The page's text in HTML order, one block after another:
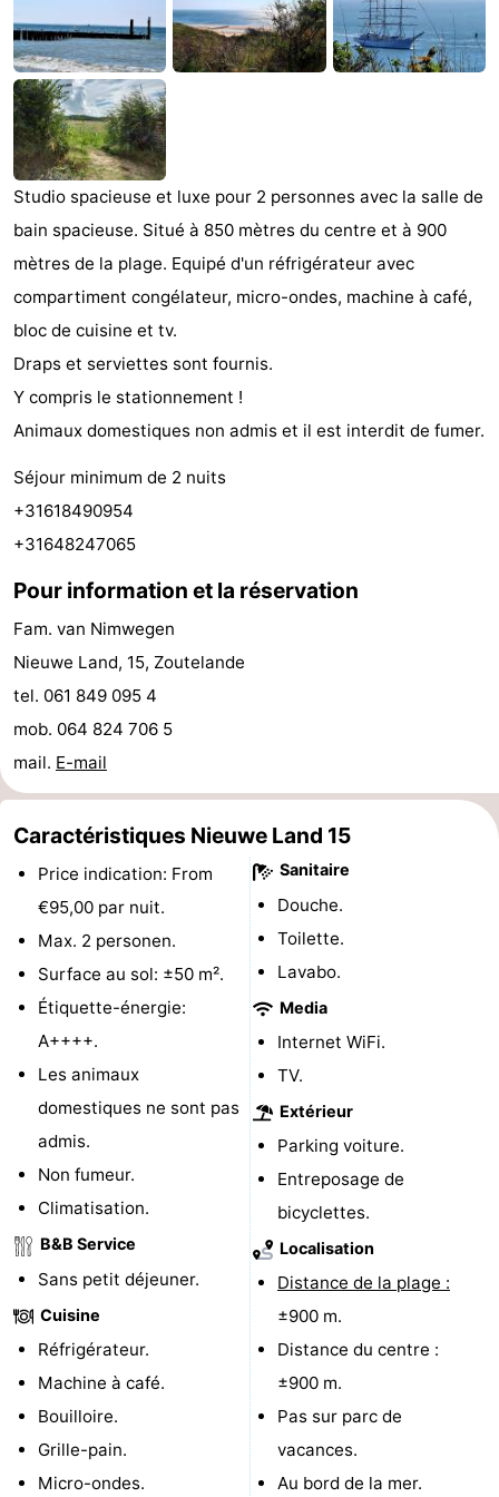
Zandput
Duinzicht
-
Joossesweg
-
Kustlicht
-
Meerpaal
-
Strandcamping
-
Bos
Duin
Last
minutes
Plages
Voir
et
Lieux
Musées
-
Galeries
-
Églises
-
Points
de
vue
Attractions
-
Terrains
de
jeux
Aires
jeux
intérieures
-
Bowling
Centres
de
bien-
être
Villages
villes
Nature
Visites
guidées
Sports
-
Faire
vélo
-
Équitation
-
Studio spacieuse et luxe pour 2 personnes avec la salle de
bain spacieuse. Situé à 850 mètres du centre et à 900
mètres de la plage. Equipé d'un réfrigérateur avec
compartiment congélateur, micro-ondes, machine à café,
bloc de cuisine et tv.
Draps et serviettes sont fournis.
Y compris le stationnement !
Animaux domestiques non admis et il est interdit de fumer.
Séjour minimum de 2 nuits
+31618490954
+31648247065
Pour information et la réservation
Fam. van Nimwegen
Nieuwe Land, 15, Zoutelande
tel. 061 849 095 4
mob. 064 824 706 5
mail. E-mail
Caractéristiques Nieuwe Land 15
Price indication: From
€95,00 par nuit.
Max. 2 personen.
Surface au sol: ±50 m².
Étiquette-énergie:
A++++.
Les animaux
domestiques ne sont pas
admis.
Non fumeur.
Climatisation.
B&B Service
Sans petit déjeuner.
Cuisine
Réfrigérateur.
Machine à café.
Bouilloire.
Grille-pain.
Micro-ondes.
Sanitaire
Douche.
Toilette.
Lavabo.
Media
Internet WiFi.
TV.
Extérieur
Parking voiture.
Entreposage de
bicyclettes.
Localisation
Distance de la plage :
±900 m.
Distance du centre :
±900 m.
Pas sur parc de
vacances.
Au bord de la mer.